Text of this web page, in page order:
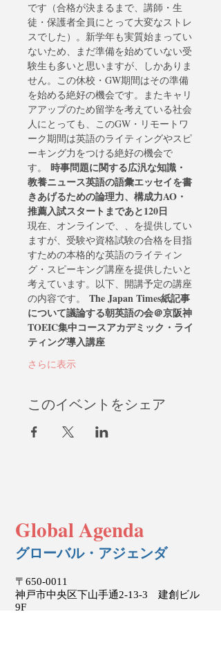
です（合格が決まるまで、講師・生
徒・保護者全員にとって大変なストレ
スでした）。新学年も実質始まってい
ないため、まだ準備を始めていない受
験生も多いと思いますが、
しかありま
せん。この休校・GW期間はその準備
を始める絶好の機会です。またキャリ
アアップのため留学を考えている社会
人にとっても、このGW・リモートワ
ーク期間は英語のライティングやスピ
ーキング力をつける絶好の機会で
す。 時事問題に関する広汎な知識・
教養ニュース英語の語彙エッセイを書
きあげるための論理力、構成力AO・
推薦入試スタートまであと120日
現在、オンラインで、 、 を提供してい
ますが、受験や資格試験の合格を目指
すための本格的な英語のライティン
グ・スピーキング講座を提供したいと
考えています。以下、開講予定の講座
の内容です。 The Japan Times紙記事
について議論する朝英語の会＠京阪神
TOEIC集中コースアカデミック・ライ
ティング導入講座
さらに表示
このイベントをシェア
Global Agenda
グローバル・アジェンダ
〒650-0011
神戸市中央区下山手通2-13-3 建創ビル
9F